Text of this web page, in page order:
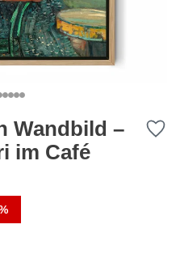
Wandbild –
im Café
€49.00